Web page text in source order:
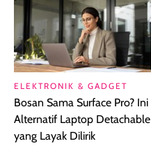
ELEKTRONIK & GADGET
Bosan Sama Surface Pro? Ini
Alternatif Laptop Detachable
yang Layak Dilirik